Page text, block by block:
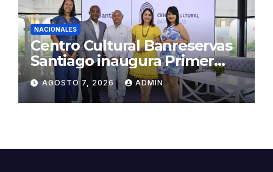
NACIONALES
Centro Cultural Banreservas
Santiago inaugura Primer
Congreso de Artesanos de
Santiago
AGOSTO 7, 2026 ADMIN